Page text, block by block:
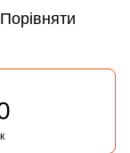
Порівняти